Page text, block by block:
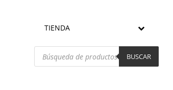
TIENDA
Búsqueda
productos
BUSCAR